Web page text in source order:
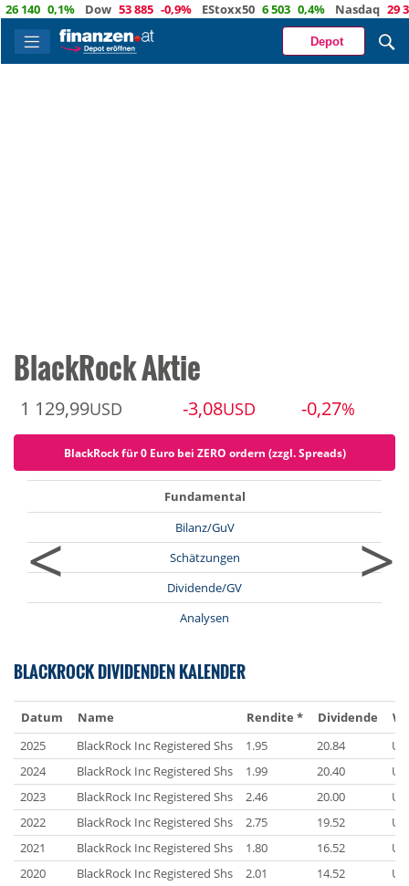
140 0,1% Dow 53 885 -0,9% EStoxx50 6 503 0,4% Nasdaq 29 373
Depot
BlackRock Aktie
1 129,99USD -3,08USD -0,27%
BlackRock für 0 Euro bei ZERO ordern (zzgl. Spreads)
<
Fundamental
Bilanz/GuV
Schätzungen
Dividende/GV
Analysen
>
BLACKROCK DIVIDENDEN KALENDER
Datum Name Rendite * Dividende
2025
BlackRock Inc Registered Shs 1.95 20.84
2024
BlackRock Inc Registered Shs 1.99 20.40
2023
BlackRock Inc Registered Shs 2.46 20.00
2022
BlackRock Inc Registered Shs 2.75 19.52
2021
BlackRock Inc Registered Shs 1.80 16.52
2020
BlackRock Inc Registered Shs 2.01 14.52